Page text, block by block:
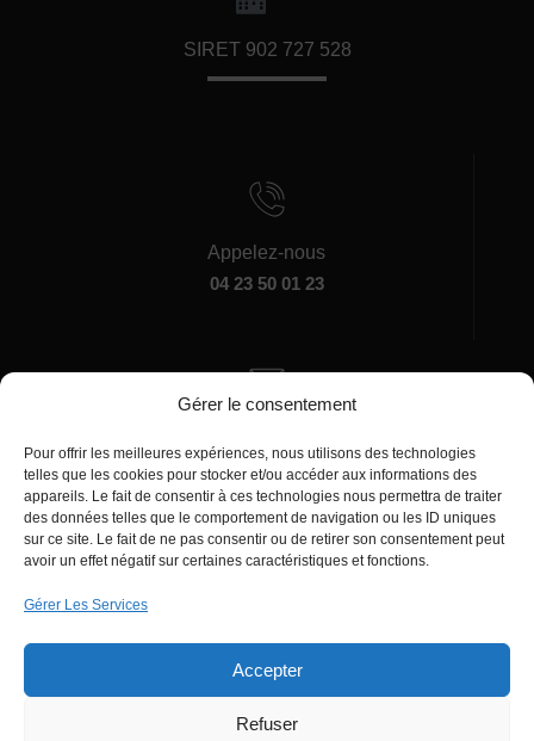
Gérer le consentement
Pour offrir les meilleures expériences, nous utilisons des technologies
telles que les cookies pour stocker et/ou accéder aux informations des
appareils. Le fait de consentir à ces technologies nous permettra de traiter
des données telles que le comportement de navigation ou les ID uniques
sur ce site. Le fait de ne pas consentir ou de retirer son consentement peut
avoir un effet négatif sur certaines caractéristiques et fonctions.
Gérer Les Services
Accepter
Refuser
SIRET 902 727 528
Appelez-nous
04 23 50 01 23
manager@agentiamo.com